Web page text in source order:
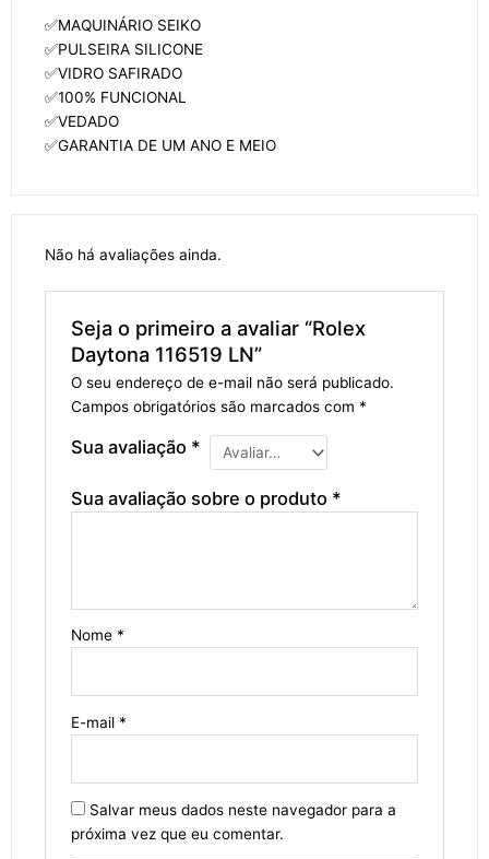
✅MAQUINÁRIO SEIKO
✅PULSEIRA SILICONE
✅VIDRO SAFIRADO
✅100% FUNCIONAL
✅VEDADO
✅GARANTIA DE UM ANO E MEIO
Não há avaliações ainda.
Seja o primeiro a avaliar “Rolex
Daytona 116519 LN”
O seu endereço de e-mail não será publicado.
Campos obrigatórios são marcados com *
Sua avaliação *
Sua avaliação sobre o produto *
Nome *
E-mail *
Salvar meus dados neste navegador para a
próxima vez que eu comentar.